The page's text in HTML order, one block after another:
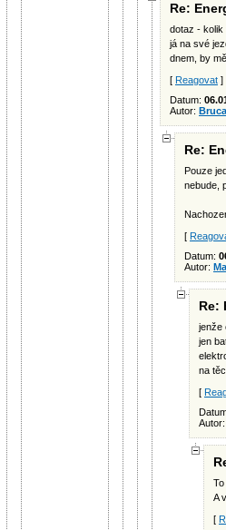
Re:
dotaz - kolik
já na své
dnem, by
[ Reagovat ]
Datum:
Autor: Bruca
Re:
Pouze
nebude,
[
Datum:
Autor:
Re:
jenže
jen
na
[
Autor:
A
[